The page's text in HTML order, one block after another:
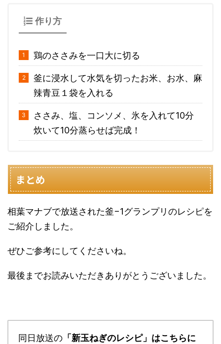
作り方
鶏のささみを一口大に切る
釜に浸水して水気を切ったお米、お水、麻
辣青豆１袋を入れる
ささみ、塩、コンソメ、氷を入れて10分
炊いて10分蒸らせば完成！
まとめ
相葉マナブで放送された釜−1グランプリのレシピを
ご紹介しました。
ぜひご参考にしてくださいね。
最後までお読みいただきありがとうございました。
同日放送の 「新玉ねぎのレシピ」はこちらに